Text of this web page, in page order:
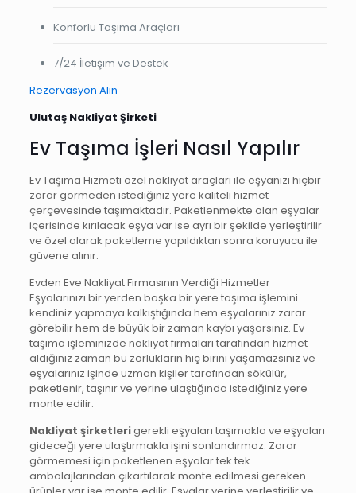
Konforlu Taşıma Araçları
7/24 İletişim ve Destek
Rezervasyon Alın
Ulutaş Nakliyat Şirketi
Ev Taşıma İşleri Nasıl Yapılır
Ev Taşıma Hizmeti özel nakliyat araçları ile eşyanızı hiçbir
zarar görmeden istediğiniz yere kaliteli hizmet
çerçevesinde taşımaktadır. Paketlenmekte olan eşyalar
içerisinde kırılacak eşya var ise ayrı bir şekilde yerleştirilir
ve özel olarak paketleme yapıldıktan sonra koruyucu ile
güvene alınır.
Evden Eve Nakliyat Firmasının Verdiği Hizmetler
Eşyalarınızı bir yerden başka bir yere taşıma işlemini
kendiniz yapmaya kalkıştığında hem eşyalarınız zarar
görebilir hem de büyük bir zaman kaybı yaşarsınız. Ev
taşıma işleminizde nakliyat firmaları tarafından hizmet
aldığınız zaman bu zorlukların hiç birini yaşamazsınız ve
eşyalarınız işinde uzman kişiler tarafından sökülür,
paketlenir, taşınır ve yerine ulaştığında istediğiniz yere
monte edilir.
Nakliyat şirketlerigerekli eşyaları taşımakla ve eşyaları
gideceği yere ulaştırmakla işini sonlandırmaz. Zarar
görmemesi için paketlenen eşyalar tek tek
ambalajlarından çıkartılarak monte edilmesi gereken